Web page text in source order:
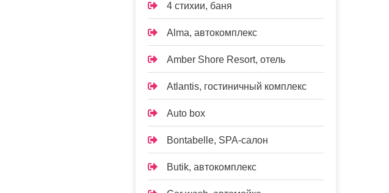
4 стихии, баня
Alma, автокомплекс
Amber Shore Resort, отель
Atlantis, гостиничный комплекс
Auto box
Bontabelle, SPA-салон
Butik, автокомплекс